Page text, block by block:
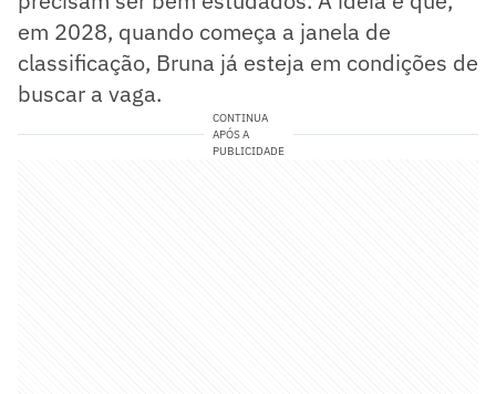
em 2028, quando começa a janela de
classificação, Bruna já esteja em condições de
buscar a vaga.
CONTINUA
APÓS A
PUBLICIDADE